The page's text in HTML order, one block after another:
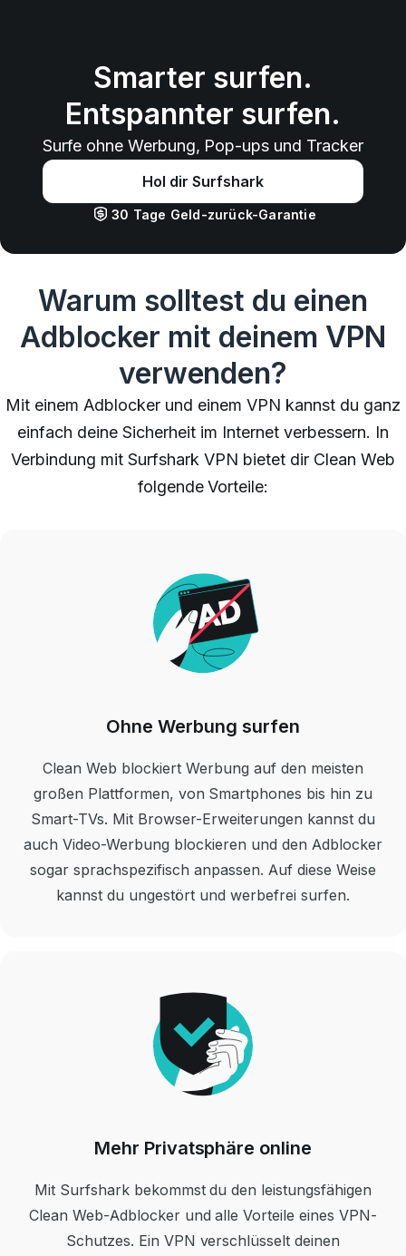
Smarter surfen.
Entspannter surfen.
Surfe ohne Werbung, Pop-ups und Tracker
Hol dir Surfshark
30 Tage Geld-zurück-Garantie
Warum solltest du einen
Adblocker mit deinem VPN
verwenden?
Mit einem Adblocker und einem VPN kannst du ganz
einfach deine Sicherheit im Internet verbessern. In
Verbindung mit Surfshark VPN bietet dir Clean Web
folgende Vorteile:
Ohne Werbung surfen
Clean Web blockiert Werbung auf den meisten
großen Plattformen, von Smartphones bis hin zu
Smart-TVs. Mit Browser-Erweiterungen kannst du
auch Video-Werbung blockieren und den Adblocker
sogar sprachspezifisch anpassen. Auf diese Weise
kannst du ungestört und werbefrei surfen.
Mehr Privatsphäre online
Mit Surfshark bekommst du den leistungsfähigen
Clean Web-Adblocker und alle Vorteile eines VPN-
Schutzes. Ein VPN verschlüsselt deinen